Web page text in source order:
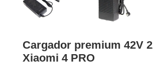
Cargador premium 42V
Xiaomi 4 PRO